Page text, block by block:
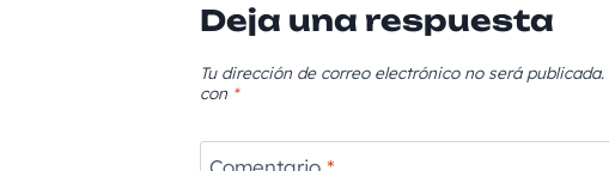
Deja una respuesta
Tu dirección de correo electrónico no será publicada.
con *